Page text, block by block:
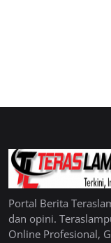
Portal Berita
dan opini.
Online Profesional,